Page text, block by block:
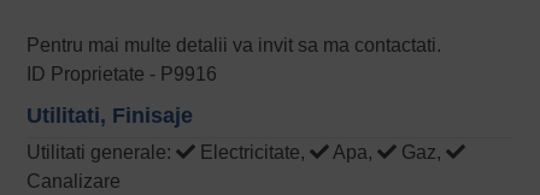
Pentru mai multe detalii va invit sa ma contactati.
ID Proprietate - P9916
Utilitati, Finisaje
Utilitati generale: Electricitate, Apa,
Gaz,
Canalizare